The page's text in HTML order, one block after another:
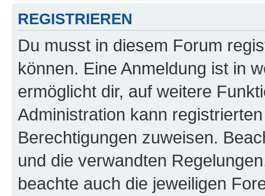
REGISTRIEREN
Du musst in diesem Forum
können. Eine Anmeldung ist in
ermöglicht dir, auf weitere
Administration kann
Berechtigungen zuweisen.
und die verwandten
beachte auch die jeweiligen